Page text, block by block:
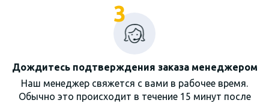
3
Дождитесь подтверждения заказа менеджером
Наш менеджер свяжется с вами в рабочее время.
Обычно это происходит в течение 15 минут после